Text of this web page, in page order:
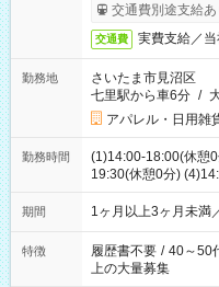
交通費別途支給あ
交通費 実費支給／当
勤務地
さいたま市見沼区
七里駅から車6分 /
アパレル・日用雑
勤務時間
(1)14:00-18:00(休憩
19:30(休憩0分)
ます
期間 1ヶ月以上3ヶ月未満
特徴 履歴書不要 / 40～50
上の大量募集